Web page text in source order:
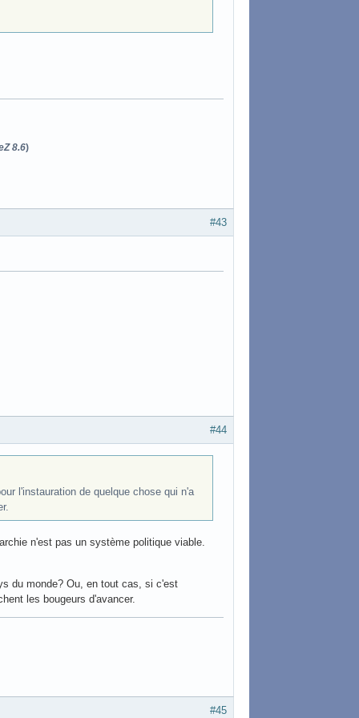
8.6)
#43
#44
l'instauration de quelque chose qui n'a
n'est pas un système politique viable.
du monde? Ou, en tout cas, si c'est
les bougeurs d'avancer.
#45